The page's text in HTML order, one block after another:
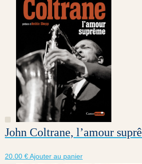
John Coltrane, l’amour
20.00 €Ajouter au panier